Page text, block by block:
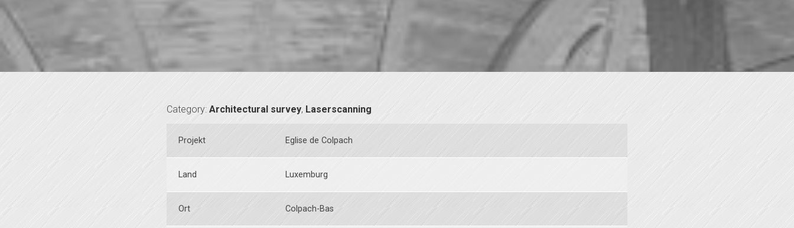
Category: Architectural survey, Laserscanning
Projekt Eglise de Colpach
Land Luxemburg
Ort Colpach-Bas